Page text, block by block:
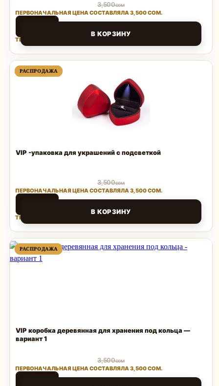
3,500сом
ПЕРВОНАЧАЛЬНАЯ ЦЕНА СОСТАВЛЯЛА 3,500 СОМ.
ТЕКУЩАЯ ЦЕНА: 1,500 СОМ.
В КОРЗИНУ
Поделиться
РАСПРОДАЖА ПРОДАВАЕМЫЙ
ТОВАР
РАСПРОДАЖА ПРОДАВАЕМЫЙ
ТОВАР
VIP -упаковка для украшений с подсветкой
3,500сом
ПЕРВОНАЧАЛЬНАЯ ЦЕНА СОСТАВЛЯЛА 3,500 СОМ.
ТЕКУЩАЯ ЦЕНА: 1,500 СОМ.
В КОРЗИНУ
Поделиться
РАСПРОДАЖА ПРОДАВАЕМЫЙ
ТОВАР
РАСПРОДАЖА ПРОДАВАЕМЫЙ
ТОВАР
VIP коробка деревянная для хранения под кольца —
вариант 1
3,500сом
ПЕРВОНАЧАЛЬНАЯ ЦЕНА СОСТАВЛЯЛА 3,500 СОМ.